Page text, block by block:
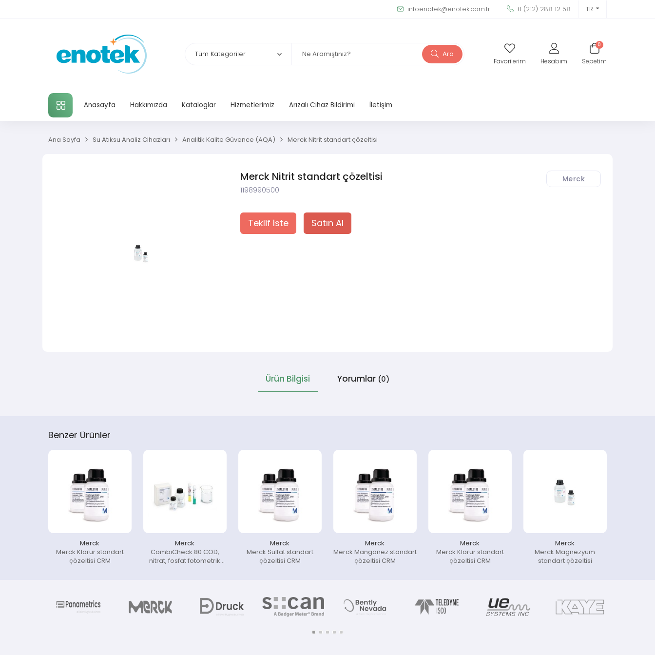
infoenotek@enotek.com.tr 0 (212) 288 12 58 TR
Favorilerim Hesabım
0
Sepetim
Ara
TÜM KATEGORILER
Anasayfa Hakkımızda Kataloglar Hizmetlerimiz Arızalı Cihaz Bildirimi İletişim
Ana Sayfa Su Atıksu Analiz Cihazları Analitik Kalite Güvence (AQA) Merck Nitrit standart çözeltisi
Merck
Merck Nitrit standart çözeltisi
1198990500
Teklif İste Satın Al
Ürün Bilgisi Yorumlar (0)
Benzer Ürünler
Merck
Merck Klorür standart
çözeltisi CRM
Merck
CombiCheck 80 COD,
nitrat, fosfat fotometrik
Merck
Merck Sülfat standart
çözeltisi CRM
Merck
Merck Manganez standart
çözeltisi CRM
Merck
Merck Klorür standart
çözeltisi CRM
Merck
Merck Magnezyum
standart çözeltisi